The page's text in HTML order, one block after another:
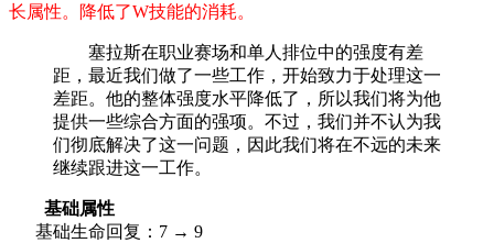
长属性。降低了W技能的消耗。
塞拉斯在职业赛场和单人排位中的强度有差
距，最近我们做了一些工作，开始致力于处理这一
差距。他的整体强度水平降低了，所以我们将为他
提供一些综合方面的强项。不过，我们并不认为我
们彻底解决了这一问题，因此我们将在不远的未来
继续跟进这一工作。
基础属性
基础生命回复：7 → 9